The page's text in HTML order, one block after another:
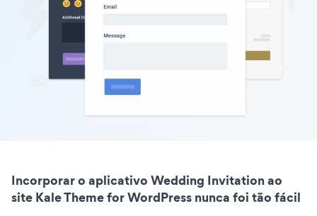
Incorporar o aplicativo Wedding Invitation ao
site Kale Theme for WordPress nunca foi tão fácil